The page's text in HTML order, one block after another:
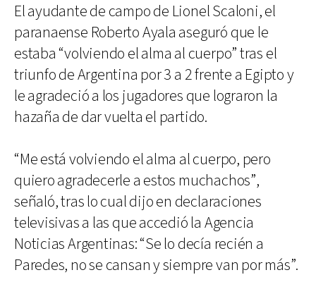
El ayudante de campo de Lionel Scaloni, el
paranaense Roberto Ayala aseguró que le
estaba “volviendo el alma al cuerpo” tras el
triunfo de Argentina por 3 a 2 frente a Egipto y
le agradeció a los jugadores que lograron la
hazaña de dar vuelta el partido.
“Me está volviendo el alma al cuerpo, pero
quiero agradecerle a estos muchachos”,
señaló, tras lo cual dijo en declaraciones
televisivas a las que accedió la Agencia
Noticias Argentinas: “Se lo decía recién a
Paredes, no se cansan y siempre van por más”.